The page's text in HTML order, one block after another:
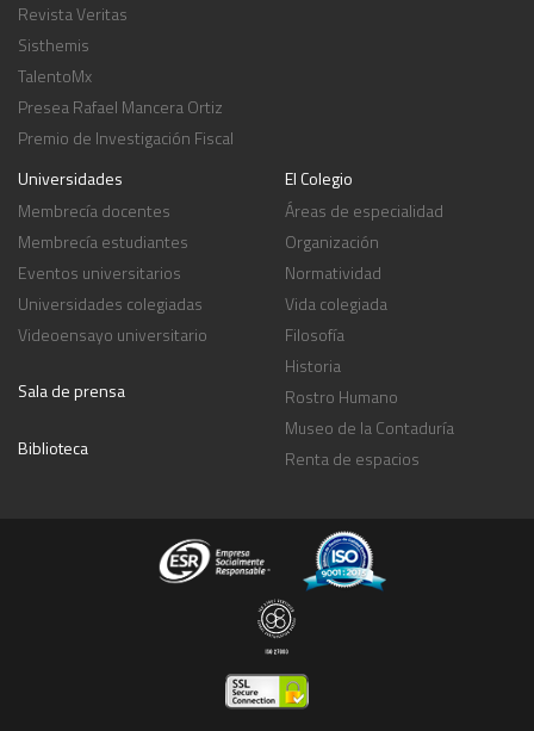
Revista Veritas
Sisthemis
TalentoMx
Presea Rafael Mancera Ortiz
Premio de Investigación Fiscal
Universidades
Membrecía docentes
Membrecía estudiantes
Eventos universitarios
Universidades colegiadas
Videoensayo universitario
Sala de prensa
Biblioteca
El Colegio
Áreas de especialidad
Organización
Normatividad
Vida colegiada
Filosofía
Historia
Rostro Humano
Museo de la Contaduría
Renta de espacios